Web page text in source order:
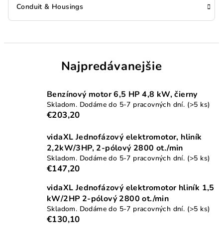
Conduit & Housings
Najpredávanejšie
Benzínový motor 6,5 HP 4,8 kW, čierny
Skladom. Dodáme do 5-7 pracovných dní. (>5 ks)
€203,20
vidaXL Jednofázový elektromotor, hliník
2,2kW/3HP, 2-pólový 2800 ot./min
Skladom. Dodáme do 5-7 pracovných dní. (>5 ks)
€147,20
vidaXL Jednofázový elektromotor hliník 1,5
kW/2HP 2-pólový 2800 ot./min
Skladom. Dodáme do 5-7 pracovných dní. (>5 ks)
€130,10